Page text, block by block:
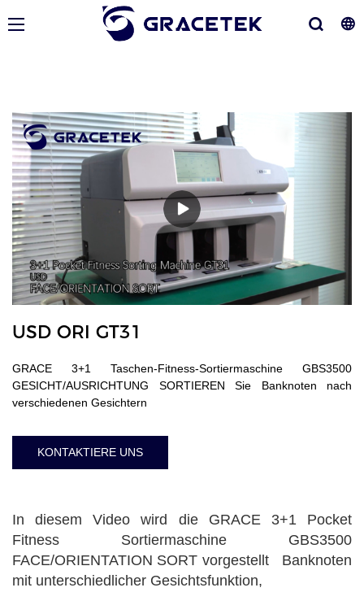
USD ORI GT31
GRACE 3+1 Taschen-Fitness-Sortiermaschine GBS3500
GESICHT/AUSRICHTUNG SORTIEREN Sie Banknoten nach
verschiedenen Gesichtern
KONTAKTIERE UNS
In diesem Video wird die GRACE 3+1 Pocket
Fitness Sortiermaschine GBS3500
FACE/ORIENTATION SORT vorgestellt Banknoten
mit unterschiedlicher Gesichtsfunktion,